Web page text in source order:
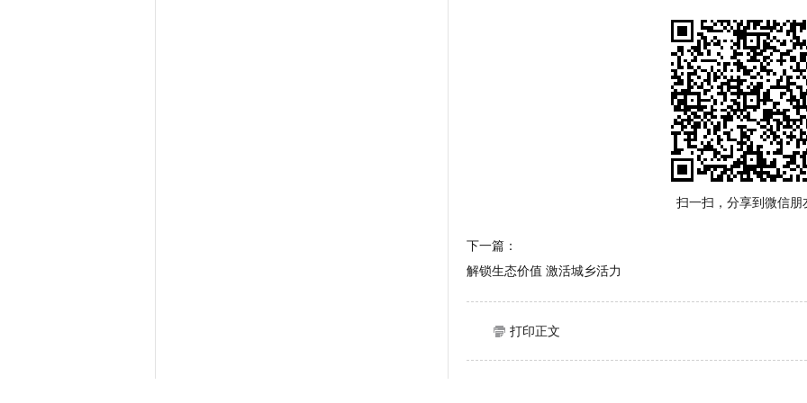
扫一扫，分享到微信朋
下一篇：
解锁生态价值 激活城乡活力
打印正文